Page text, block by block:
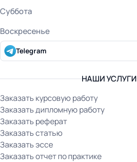
НАШИ УСЛУГИ
Заказать курсовую работу
Заказать дипломную работу
Заказать реферат
Заказать статью
Заказать эссе
Заказать отчет по практике
Суббота
Воскресенье
Telegram